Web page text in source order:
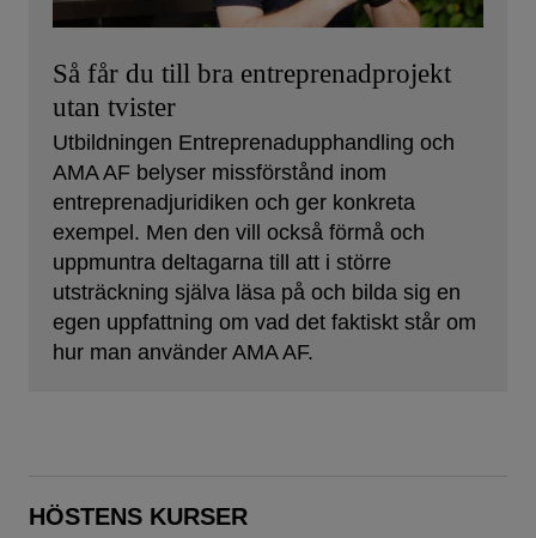
Så får du till bra entreprenadprojekt
utan tvister
Utbildningen Entreprenadupphandling och
AMA AF belyser missförstånd inom
entreprenadjuridiken och ger konkreta
exempel. Men den vill också förmå och
uppmuntra deltagarna till att i större
utsträckning själva läsa på och bilda sig en
egen uppfattning om vad det faktiskt står om
hur man använder AMA AF.
HÖSTENS KURSER